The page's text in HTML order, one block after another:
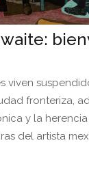
viven
fronteriza,
y la
del artista